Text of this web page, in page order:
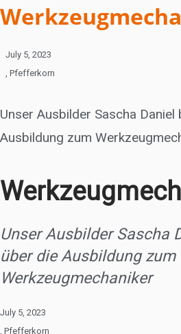
July 5, 2023
Pfefferkorn
Unser Ausbilder Sascha
Ausbildung zum
Unser Ausbilder Sascha
über die Ausbildung zum
Werkzeugmechaniker
July 5, 2023
Pfefferkorn